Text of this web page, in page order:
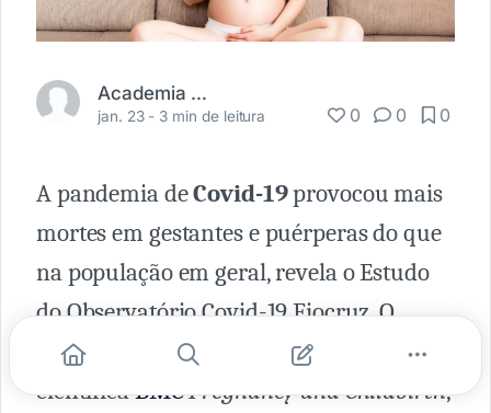
Academia Médica
jan. 23 - 3 min de leitura 0 0 0
A pandemia deCovid-19provocou mais
mortes em gestantes e puérperas do que
na população em geral, revela o Estudo
do Observatório Covid-19 Fiocruz. O
levantamento, publicado na revista
cientificaBMCPregnancy and Childbirth,